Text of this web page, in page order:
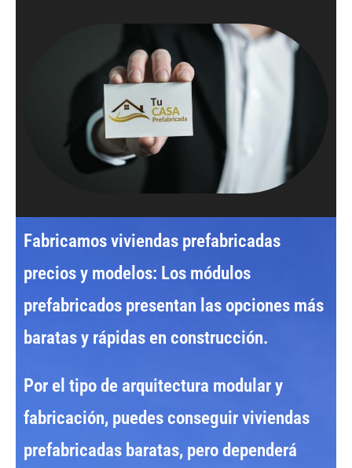
Fabricamosviviendas prefabricadas
precios y modelos: Los módulos
prefabricados presentan las opciones más
baratas y rápidas en construcción.
Por el tipo de arquitectura modular y
fabricación, puedes conseguirviviendas
prefabricadas baratas, pero dependerá